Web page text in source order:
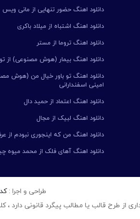
دانلود اهنگ حضور تنهایی از مانی ویس
دانلود اهنگ اشتباه از میلاد باکری
دانلود اهنگ تروما از مستر
دانلود اهنگ بیمار (هوش مصنوعی) از
دانلود اهنگ تو باور خیال من (هوش
امینی اسفندارانی
دانلود اهنگ اعتماد از حمید دال
دانلود اهنگ لبیک از مجال
دانلود اهنگ من که اینجوری نبودم از
دانلود اهنگ آهای فلک از محمد میوه
طراحی و اجرا :
از طرح قالب یا مطالب پیگرد قانونی